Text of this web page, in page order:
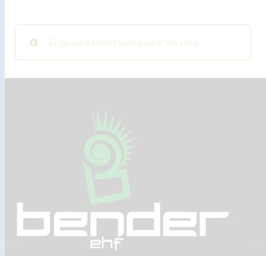
Engin vara fannst sem passar við valið.